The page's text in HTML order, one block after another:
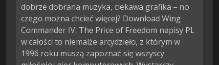
dobrze dobrana muzyka, ciekawa grafika – no
czego można chcieć więcej? Download Wing
Commander IV: The Price of Freedom napisy PL
w całości to niemalże arcydzieło, z którym w
1996 roku muszą zapoznać się wszyscy